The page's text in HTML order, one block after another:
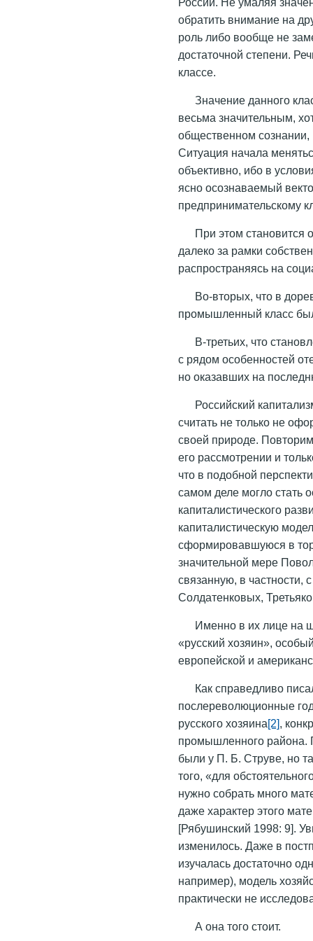
обратить внимание на
роль либо вообще не
достаточной степени.
классе.
Значение данного
весьма значительным,
общественном сознании,
Ситуация начала
объективно, ибо в
ясно осознаваемый
предпринимательскому
При этом становится
далеко за рамки
распространяясь на
Во-вторых, что в
промышленный класс
В-третьих, что
с рядом особенностей
но оказавших на
Российский
считать не только не
своей природе.
его рассмотрении и
что в подобной
самом деле могло стать
капиталистического
капиталистическую
сформировавшуюся в
значительной мере
связанную, в
Солдатенковых,
Именно в их лице на
«русский хозяин»,
европейской и
Как справедливо
послереволюционные
русского хозяина[2],
промышленного района.
были у П. Б. Струве, но
того, «для
нужно собрать много
даже характер этого
[Рябушинский 1998: 9].
изменилось. Даже в
изучалась достаточно
например), модель
практически не
А она того стоит.